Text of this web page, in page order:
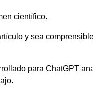
científico.
y sea
para ChatGPT